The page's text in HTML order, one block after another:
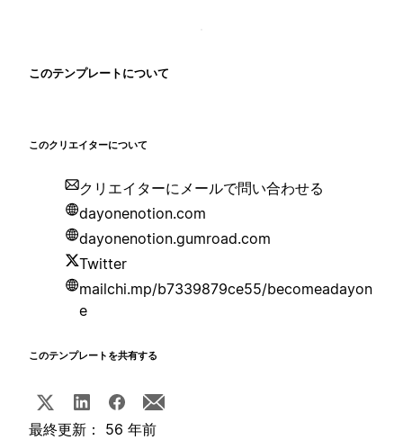
このテンプレートについて
このクリエイターについて
クリエイターにメールで問い合わせる
dayonenotion.com
dayonenotion.gumroad.com
Twitter
mailchi.mp/b7339879ce55/becomeadayon
e
このテンプレートを共有する
最終更新： 56 年前